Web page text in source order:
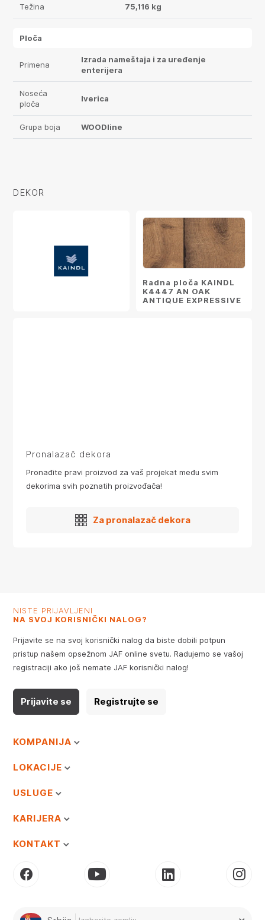
Težina 75,116 kg
Ploča
Primena
Izrada nameštaja i za uređenje
enterijera
Noseća
ploča
Iverica
Grupa boja WOODline
DEKOR
Radna ploča KAINDL
K4447 AN OAK
ANTIQUE EXPRESSIVE
Pronalazač dekora
Pronađite pravi proizvod za vaš projekat među svim
dekorima svih poznatih proizvođača!
Za pronalazač dekora
NISTE PRIJAVLJENI
NA SVOJ KORISNIČKI NALOG?
Prijavite se na svoj korisnički nalog da biste dobili potpun
pristup našem opsežnom JAF online svetu. Radujemo se vašoj
registraciji ako još nemate JAF korisnički nalog!
Prijavite se Registrujte se
KOMPANIJA
LOKACIJE
USLUGE
KARIJERA
KONTAKT